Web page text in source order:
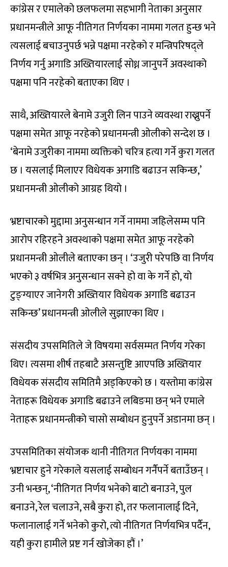
कांग्रेस र एमालेको छलफलमा सहभागी नेताका अनुसार
प्रधानमन्त्रीले आफू नीतिगत निर्णयका नाममा गलत हुन्छ भने
त्यसलाई बचाउनुपर्छ भन्ने पक्षमा नरहेको र मन्त्रिपरिषद्ले
निर्णय गर्नु अगाडि अख्तियारलाई सोध्न जानुपर्ने अवस्थाको
पक्षमा पनि नरहेको बताएका थिए ।
साथै, अख्तियारले बेनामे उजुरी लिन पाउने व्यवस्था राख्नुपर्ने
पक्षमा समेत आफू नरहेको प्रधानमन्त्री ओलीको सन्देश छ ।
‘बेनामे उजुरीका नाममा व्यक्तिको चरित्र हत्या गर्ने कुरा गलत
छ । यसलाई मिलाएर विधेयक अगाडि बढाउन सकिन्छ,’
प्रधानमन्त्री ओलीको आग्रह थियो ।
भ्रष्टाचारको मुद्दामा अनुसन्धान गर्ने नाममा जहिलेसम्म पनि
आरोप रहिरहने अवस्थाको पक्षमा समेत आफू नरहेको
प्रधानमन्त्री ओलीले बताएका छन् । ‘उजुरी परेपछि वा निर्णय
भएको ३ वर्षभित्र अनुसन्धान सक्ने हो वा के गर्ने हो, यो
टुङ्ग्याएर जानेगरी अख्तियार विधेयक अगाडि बढाउन
सकिन्छ’ प्रधानमन्त्री ओलीले सुझाएका थिए ।
संसदीय उपसमितिले जे विषयमा सर्वसम्मत निर्णय गरेका
थिए। त्यसमा शीर्ष तहबाटै असन्तुष्टि आएपछि अख्तियार
विधेयक संसदीय समितिमै अड्किएको छ । यस्तोमा कांग्रेस
नेताहरू विधेयक अगाडि बढाउने लबिङमा छन् भने एमाले
नेताहरू प्रधानमन्त्रीको चासो सम्बोधन हुनुपर्ने अडानमा छन् ।
उपसमितिका संयोजक थानी नीतिगत निर्णयका नाममा
भ्रष्टाचार हुने गरेकाले यसलाई सम्बोधन गर्नैपर्ने बताउँछन् ।
उनी भन्छन्, ‘नीतिगत निर्णय भनेको बाटो बनाउने, पुल
बनाउने, रेल चलाउने, सबै कुरा हो, तर फलानालाई दिने,
फलानालाई गर्ने भनेको कुरो, त्यो नीतिगत निर्णयभित्र पर्दैन,
यही कुरा हामीले प्रष्ट गर्न खोजेका हौं ।’